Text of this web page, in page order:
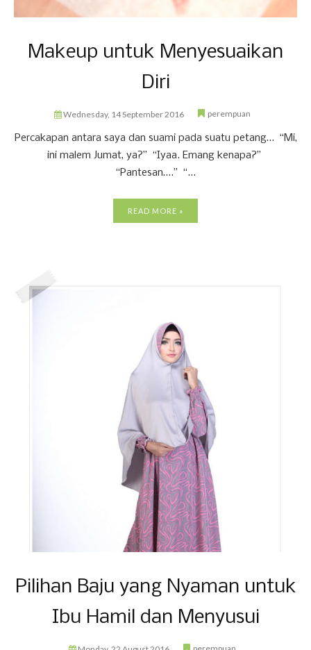
Makeup untuk Menyesuaikan
Diri
Wednesday, 14 September 2016 perempuan
Percakapan antara saya dan suami pada suatu petang… “Mi,
ini malem Jumat, ya?” “Iyaa. Emang kenapa?”
“Pantesan….” “...
READ MORE »
Pilihan Baju yang Nyaman untuk
Ibu Hamil dan Menyusui